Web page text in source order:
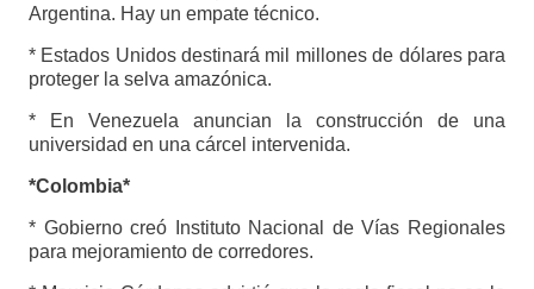
Argentina. Hay un empate técnico.
* Estados Unidos destinará mil millones de dólares para
proteger la selva amazónica.
* En Venezuela anuncian la construcción de una
universidad en una cárcel intervenida.
*Colombia*
* Gobierno creó Instituto Nacional de Vías Regionales
para mejoramiento de corredores.